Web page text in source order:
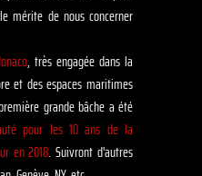
mérite de nous concerner
, très engagée dans la
et des espaces maritimes
grande bâche a été
pour les 10 ans de la
en 2018. Suivront d'autres